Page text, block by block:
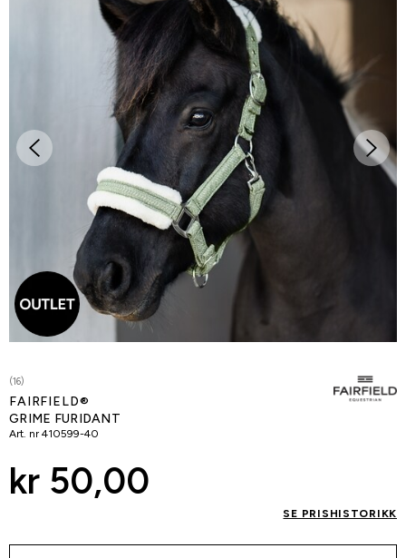
(16)
FAIRFIELD®
GRIME FURIDANT
Art. nr 410599-40
kr 50,00
SE PRISHISTORIKK